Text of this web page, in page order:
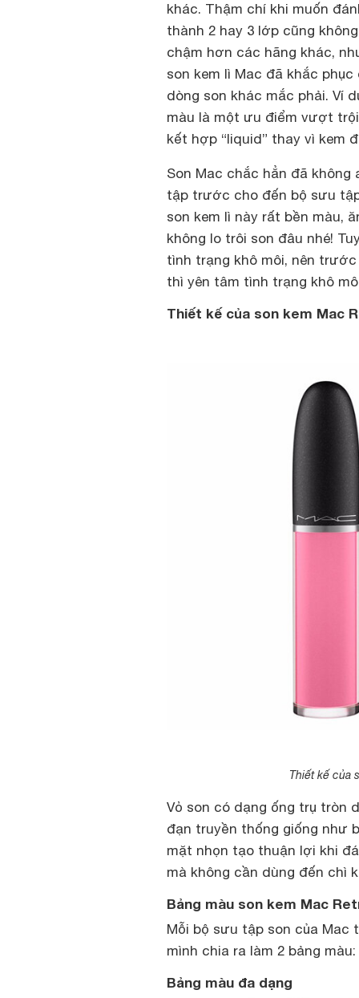
khác. Thậm chí khi muốn
thành 2 hay 3 lớp cũng
chậm hơn các hãng khác,
son kem lì Mac đã khắc
dòng son khác mắc phải. Ví
màu là một ưu điểm vượt
kết hợp “liquid” thay vì kem
Son Mac chắc hẳn đã
tập trước cho đến bộ sưu
son kem lì này rất bền màu,
không lo trôi son đâu nhé!
tình trạng khô môi, nên
thì yên tâm tình trạng khô
Thiết kế của son kem Mac
Thiết kế của
Vỏ son có dạng ống trụ tròn
đạn truyền thống giống như
mặt nhọn tạo thuận lợi khi
mà không cần dùng đến chì
Bảng màu son kem Mac
Mỗi bộ sưu tập son của Mac
mình chia ra làm 2 bảng màu:
Bảng màu đa dạng